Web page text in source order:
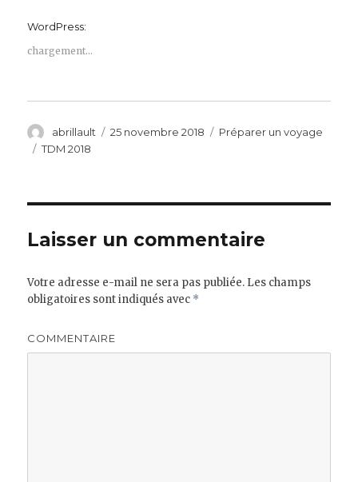
WordPress:
chargement…
Auteur
abrillault
Publié
25 novembre 2018 Catégories
Préparer un voyage
Étiquettes
TDM 2018
Laisser un commentaire
Votre adresse e-mail ne sera pas publiée. Les champs
obligatoires sont indiqués avec *
COMMENTAIRE